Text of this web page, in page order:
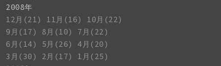
2008年
12月(21)
11月(16)
10月(22)
9月(17)
8月(10)
7月(22)
6月(14)
5月(26)
4月(20)
3月(30)
2月(17)
1月(25)